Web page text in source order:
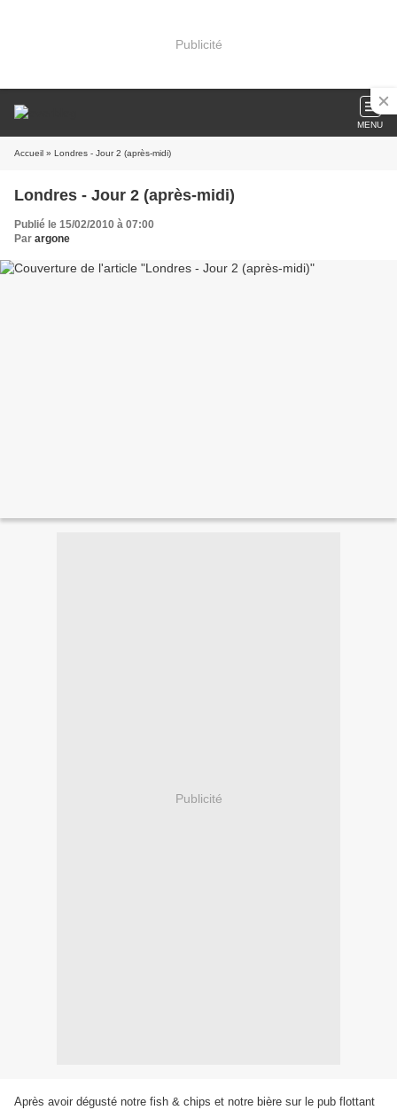
Publicité
MENU
Accueil » Londres - Jour 2 (après-midi)
Londres - Jour 2 (après-midi)
Publié le 15/02/2010 à 07:00
Par argone
Publicité
Après avoir dégusté notre fish & chips et notre bière sur le pub flottant